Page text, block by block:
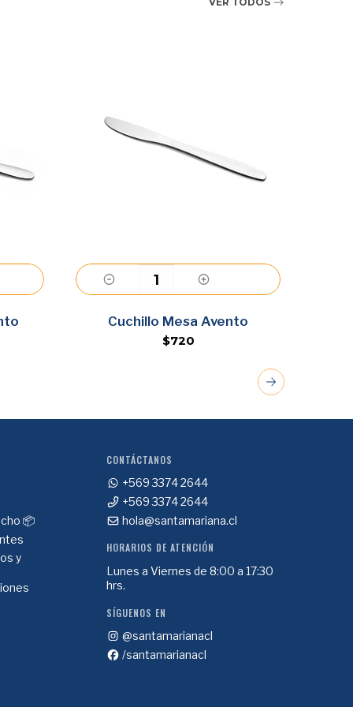
Avento Agregar
Cuchillo Postre Avento
📦
y
CONTÁCTANOS
+569 3374 2644
+569 3374 2644
hola@santamariana.cl
HORARIOS DE ATENCIÓN
Lunes a Viernes de 8:00 a 17:30
hrs.
SÍGUENOS EN
@santamarianacl
/santamarianacl